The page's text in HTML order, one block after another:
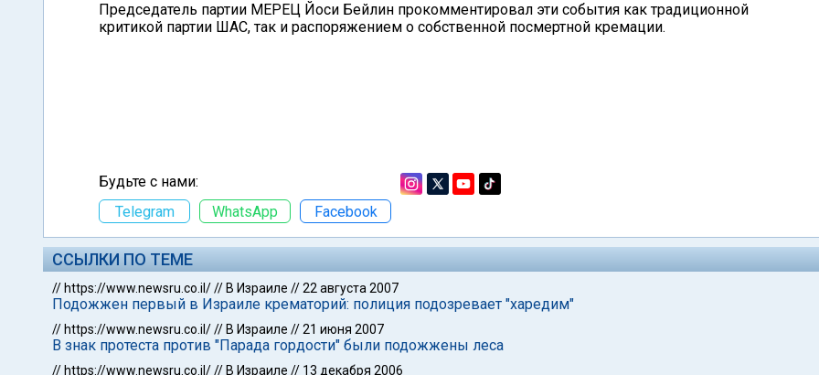
Председатель партии МЕРЕЦ Йоси Бейлин прокомментировал эти события как традиционной
критикой партии ШАС, так и распоряжением о собственной посмертной кремации.
Будьте с нами:
Telegram
WhatsApp Facebook
ССЫЛКИ ПО ТЕМЕ
// https://www.newsru.co.il/// В Израиле //22 августа 2007
Подожжен первый в Израиле крематорий: полиция подозревает "харедим"
// https://www.newsru.co.il/// В Израиле //21 июня 2007
В знак протеста против "Парада гордости" были подожжены леса
// https://www.newsru.co.il/// В Израиле // 13 декабря 2006